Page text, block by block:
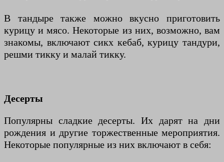
В тандыре также можно вкусно приготовить
курицу и мясо. Некоторые из них, возможно, вам
знакомы, включают сикх кебаб, курицу тандури,
решми тикку и малай тикку.
Десерты
Популярны сладкие десерты. Их дарят на дни
рождения и другие торжественные мероприятия.
Некоторые популярные из них включают в себя: